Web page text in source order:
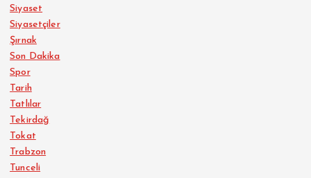
Siyaset
Siyasetçiler
Şırnak
Son Dakika
Spor
Tarih
Tatlılar
Tekirdağ
Tokat
Trabzon
Tunceli